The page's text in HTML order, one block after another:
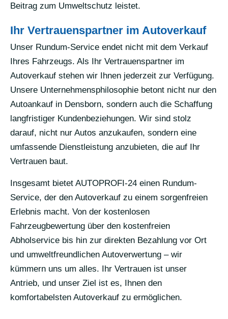
Beitrag zum Umweltschutz leistet.
Ihr Vertrauenspartner im Autoverkauf
Unser Rundum-Service endet nicht mit dem Verkauf
Ihres Fahrzeugs. Als Ihr Vertrauenspartner im
Autoverkauf stehen wir Ihnen jederzeit zur Verfügung.
Unsere Unternehmensphilosophie betont nicht nur den
Autoankauf in Densborn, sondern auch die Schaffung
langfristiger Kundenbeziehungen. Wir sind stolz
darauf, nicht nur Autos anzukaufen, sondern eine
umfassende Dienstleistung anzubieten, die auf Ihr
Vertrauen baut.
Insgesamt bietet AUTOPROFI-24 einen Rundum-
Service, der den Autoverkauf zu einem sorgenfreien
Erlebnis macht. Von der kostenlosen
Fahrzeugbewertung über den kostenfreien
Abholservice bis hin zur direkten Bezahlung vor Ort
und umweltfreundlichen Autoverwertung – wir
kümmern uns um alles. Ihr Vertrauen ist unser
Antrieb, und unser Ziel ist es, Ihnen den
komfortabelsten Autoverkauf zu ermöglichen.